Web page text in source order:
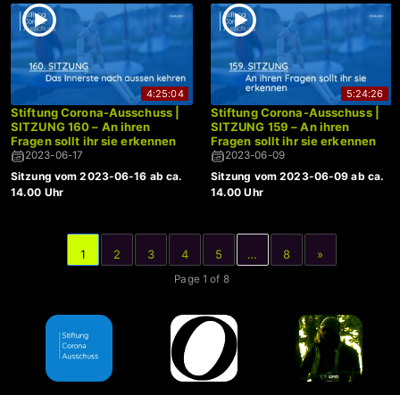
4:25:04
Stiftung Corona-Ausschuss |
SITZUNG 160 – An ihren
Fragen sollt ihr sie erkennen
2023-06-17
Sitzung vom 2023-06-16 ab ca.
14.00 Uhr
5:24:26
Stiftung Corona-Ausschuss |
SITZUNG 159 – An ihren
Fragen sollt ihr sie erkennen
2023-06-09
Sitzung vom 2023-06-09 ab ca.
14.00 Uhr
1 2 3 4 5 … 8 »
Page 1 of 8